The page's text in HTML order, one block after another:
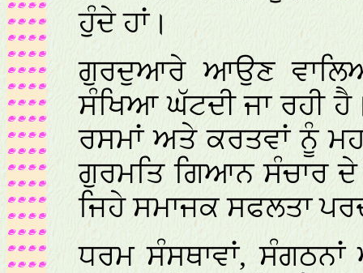
ਹੁੰਦੇ ਹਾਂ।
ਗੁਰਦੁਆਰੇ ਆਉਣ
ਸੰਖਿਆ ਘੱਟਦੀ ਜਾ ਰਹੀ
ਰਸਮਾਂ ਅਤੇ ਕਰਤਵਾਂ ਨੂੰ
ਗੁਰਮਤਿ ਗਿਆਨ ਸੰਚਾਰ ਦੇ
ਜਿਹੇ ਸਮਾਜਕ ਸਫਲਤਾ
ਧਰਮ ਸੰਸਥਾਵਾਂ,